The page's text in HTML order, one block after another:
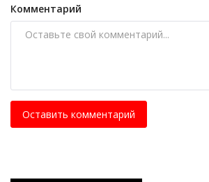
Комментарий
Оставить комментарий